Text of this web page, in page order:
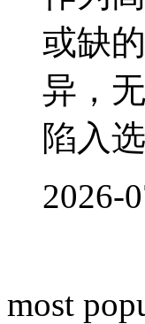
或缺
异，
陷入
2026-
most